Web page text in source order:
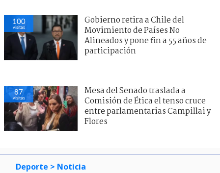
100
visitas
Gobierno retira a Chile del
Movimiento de Países No
Alineados y pone fin a 55 años de
participación
87
visitas
Mesa del Senado traslada a
Comisión de Ética el tenso cruce
entre parlamentarias Campillai y
Flores
Deporte > Noticia